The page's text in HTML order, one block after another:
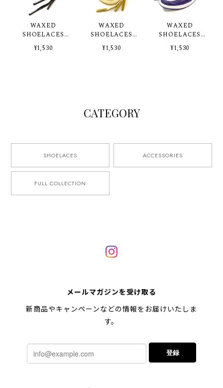
WAXED
SHOELACES
BLACK / LOGO
TIP
¥1,530
WAXED
SHOELACES
CREAM
¥1,530
WAXED
SHOELACES
COURT
PURPLE
¥1,530
CATEGORY
SHOELACES ACCESSORIES
FULL COLLECTION
メールマガジンを受け取る
新商品やキャンペーンなどの情報をお届けいたしま
す。
登録